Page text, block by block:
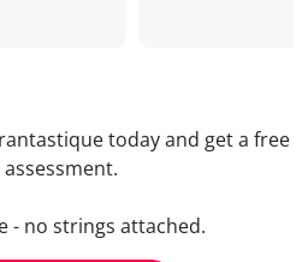
today and get a free
assessment.
- no strings attached.